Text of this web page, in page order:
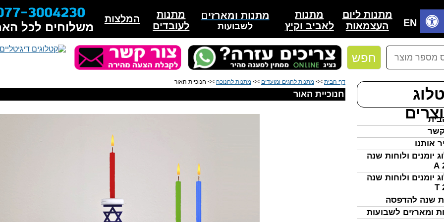
חפש
אותנו
יומנים ולוחות שנה
יומנים ולוחות שנה
שנה להדפסה
ומארזים לשבועות
EN
מתנות
לאביב וקיץ
המלצות
מתנות
לעובדים
מתנות ומארזים
לשבועות
מתנות ליום
העצמאות
משלוחים לכל
דף הבית >> מתנות לחגים ומועדים >> מתנות לחנוכה >> חנוכיית האור
חנוכיית האור